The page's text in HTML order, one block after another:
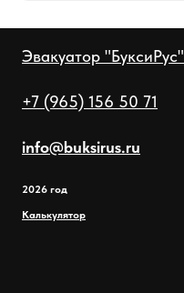
Эвакуатор "БуксиРус"
+7 (965) 156 50 71
info@buksirus.ru
2026 год
Калькулятор